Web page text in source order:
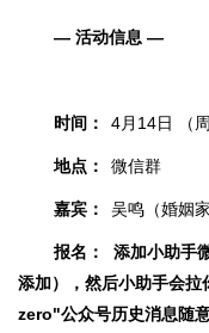
— 活动信息 —
时间： 4月14日 （
地点： 微信群
嘉宾： 吴鸣（婚姻
报名： 添加小助手
添加）
，然后小助手会
zero"公众号历史消息随